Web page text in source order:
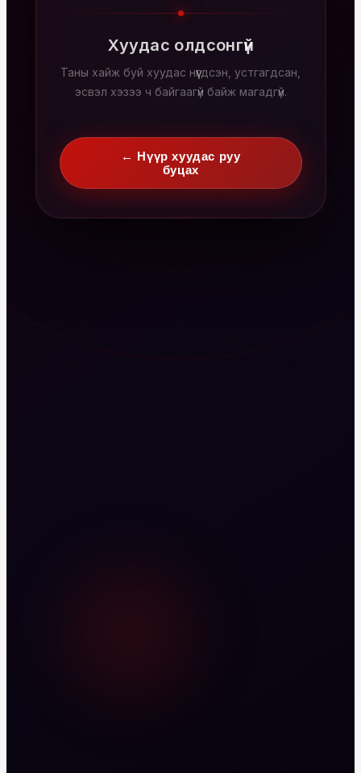
Хуудас олдсонгүй
Таны хайж буй хуудас нүүгдсэн, устгагдсан,
эсвэл хэзээ ч байгаагүй байж магадгүй.
← Нүүр хуудас руу
буцах